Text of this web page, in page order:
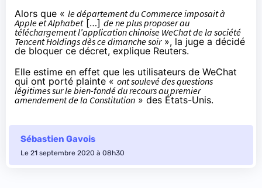
Alors que « le département du Commerce imposait à
Apple et Alphabet[…] de ne plus proposer au
téléchargement l’application chinoise WeChat de la société
Tencent Holdings dès ce dimanche soir», la juge a décidé
de bloquer ce décret, explique Reuters.
Elle estime en effet que les utilisateurs de WeChat
qui ont porté plainte « ont soulevé des questions
légitimes sur le bien-fondé du recours au premier
amendement de la Constitution » des États-Unis.
Sébastien Gavois
Le 21 septembre 2020 à 08h30